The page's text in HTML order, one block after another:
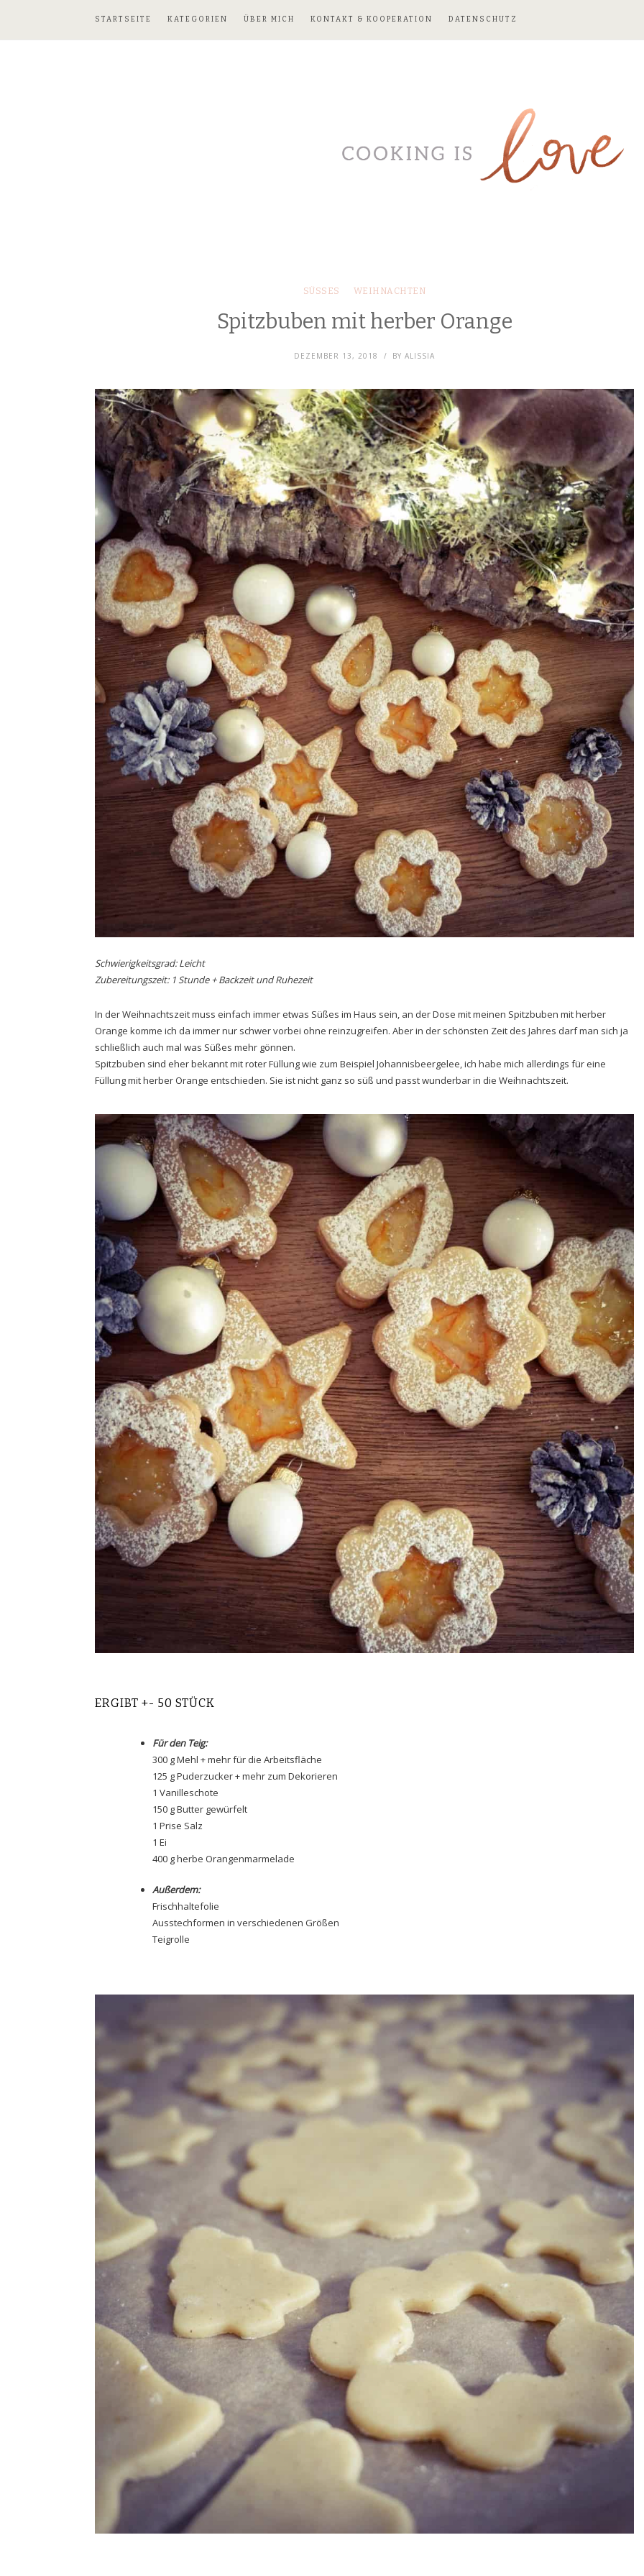
STARTSEITE KATEGORIEN ÜBER MICH KONTAKT & KOOPERATION DATENSCHUTZ
SÜSSES WEIHNACHTEN
Spitzbuben mit herber Orange
DEZEMBER 13, 2018 BY ALISSIA
Schwierigkeitsgrad: Leicht
Zubereitungszeit: 1 Stunde + Backzeit und Ruhezeit
In der Weihnachtszeit muss einfach immer etwas Süßes im Haus sein, an der Dose mit meinen Spitzbuben mit herber
Orange komme ich da immer nur schwer vorbei ohne reinzugreifen. Aber in der schönsten Zeit des Jahres darf man sich ja
schließlich auch mal was Süßes mehr gönnen.
Spitzbuben sind eher bekannt mit roter Füllung wie zum Beispiel Johannisbeergelee, ich habe mich allerdings für eine
Füllung mit herber Orange entschieden. Sie ist nicht ganz so süß und passt wunderbar in die Weihnachtszeit.
ERGIBT +- 50 STÜCK
Für den Teig:
300 g Mehl + mehr für die Arbeitsfläche
125 g Puderzucker + mehr zum Dekorieren
1 Vanilleschote
150 g Butter gewürfelt
1 Prise Salz
1 Ei
400 gherbe Orangenmarmelade
Außerdem:
Frischhaltefolie
Ausstechformen in verschiedenen Größen
Teigrolle